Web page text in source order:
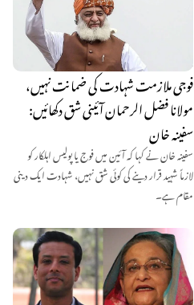
فوجی ملازمت شہادت کی ضمانت نہیں،
مولانا فضل الرحمان آئینی شق دکھائیں:
سفینہ خان
سفینہ خان نے کہا کہ آئین میں فوج یا پولیس اہلکار کو
لازماً شہید قرار دینے کی کوئی شق نہیں، شہادت ایک دینی
مقام ہے۔